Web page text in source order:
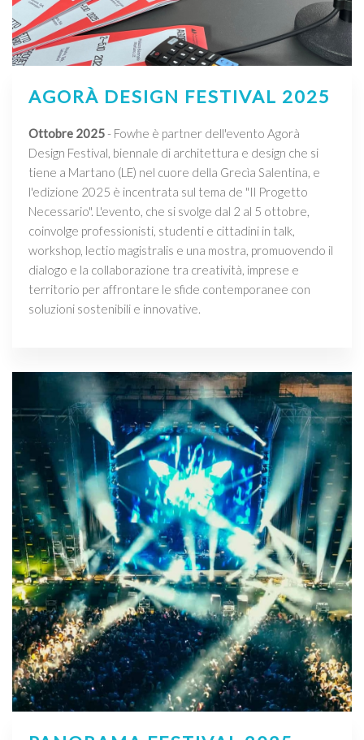
AGORÀ DESIGN FESTIVAL 2025
Ottobre 2025- Fowhe è partner dell'evento Agorà
Design Festival, biennale di architettura e design che si
tiene a Martano (LE) nel cuore della Grecìa Salentina, e
l'edizione 2025 è incentrata sul tema de "Il Progetto
Necessario". L'evento, che si svolge dal 2 al 5 ottobre,
coinvolge professionisti, studenti e cittadini in talk,
workshop, lectio magistralis e una mostra, promuovendo il
dialogo e la collaborazione tra creatività, imprese e
territorio per affrontare le sfide contemporanee con
soluzioni sostenibili e innovative.